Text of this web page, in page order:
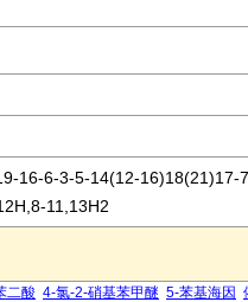
16-6-3-5-14(12-
11,13H2
二酸 4-氯-2-硝基苯甲醚 5-苯基海因